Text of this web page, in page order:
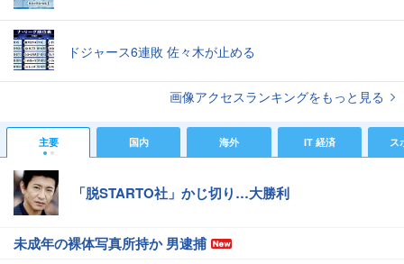
ドジャース6連敗 佐々木が止める
画像アクセスランキングをもっと見る
主要 国内 海外 IT 経済 ス
「脱STARTO社」かじ切り…大勝利
未成年の裸体写真所持か 男逮捕